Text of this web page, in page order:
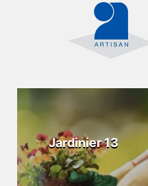
Jardinier 13